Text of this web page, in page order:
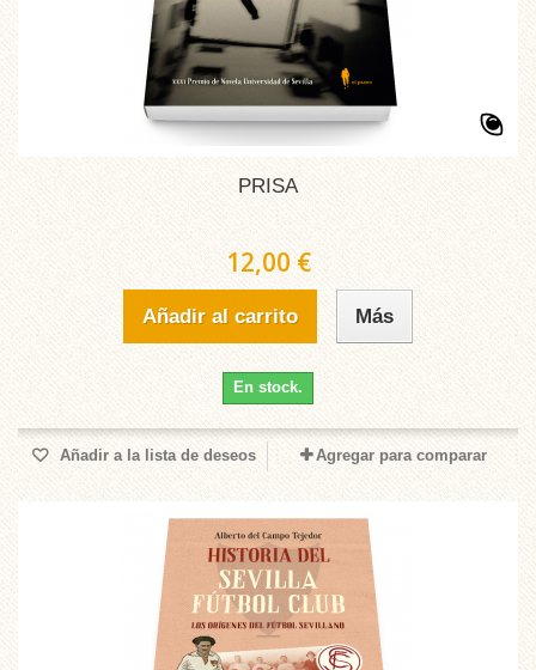
PRISA
12,00 €
Añadir al carrito Más
En stock.
Añadir a la lista de deseos Agregar para comparar